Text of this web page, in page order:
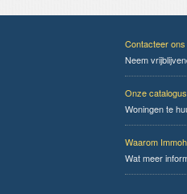
Contacteer ons
Neem
Onze catalogus
Woningen te
Waarom
Wat meer